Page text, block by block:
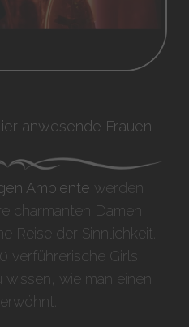
anwesende Frauen
Ambiente werden
charmanten Damen
Reise der Sinnlichkeit.
verführerische Girls
wie man einen